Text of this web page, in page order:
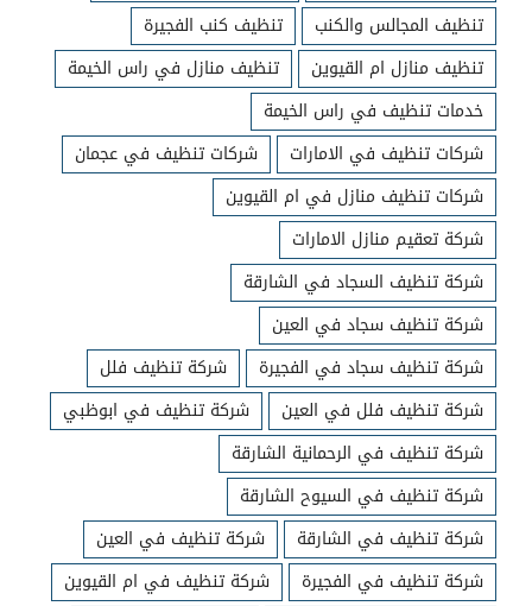
تنظيف المجالس والكنب
تنظيف كنب الفجيرة
تنظيف منازل ام القيوين
تنظيف منازل في راس الخيمة
خدمات تنظيف في راس الخيمة
شركات تنظيف في الامارات
شركات تنظيف في عجمان
شركات تنظيف منازل في ام القيوين
شركة تعقيم منازل الامارات
شركة تنظيف السجاد في الشارقة
شركة تنظيف سجاد في العين
شركة تنظيف سجاد في الفجيرة
شركة تنظيف فلل
شركة تنظيف فلل في العين
شركة تنظيف في ابوظبي
شركة تنظيف في الرحمانية الشارقة
شركة تنظيف في السيوح الشارقة
شركة تنظيف في الشارقة
شركة تنظيف في العين
شركة تنظيف في الفجيرة
شركة تنظيف في ام القيوين